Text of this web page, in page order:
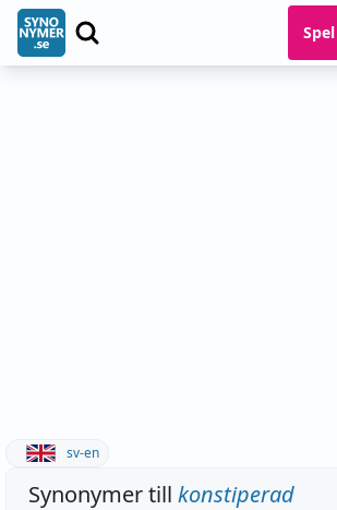
Spel
sv-en
Synonymer till konstiperad